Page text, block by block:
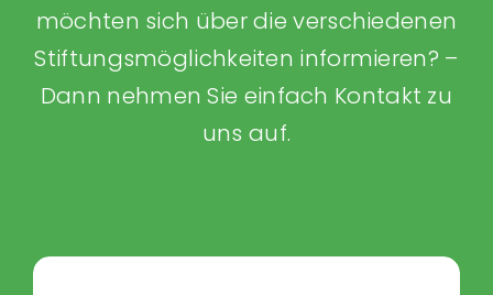
möchten sich über die verschiedenen
Stiftungsmöglichkeiten informieren? –
Dann nehmen Sie einfach Kontakt zu
uns auf.